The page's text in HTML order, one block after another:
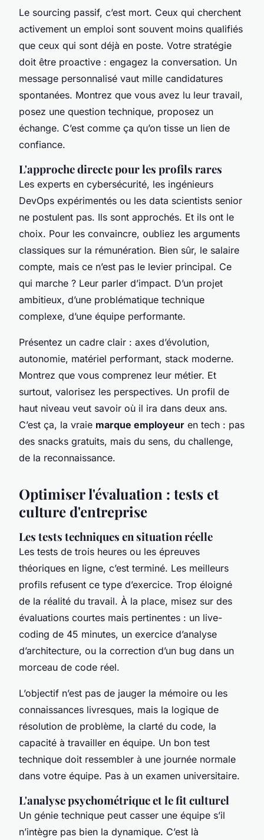
Le sourcing passif, c’est mort. Ceux qui cherchent
activement un emploi sont souvent moins qualifiés
que ceux qui sont déjà en poste. Votre stratégie
doit être proactive : engagez la conversation. Un
message personnalisé vaut mille candidatures
spontanées. Montrez que vous avez lu leur travail,
posez une question technique, proposez un
échange. C’est comme ça qu’on tisse un lien de
confiance.
L'approche directe pour les profils rares
Les experts en cybersécurité, les ingénieurs
DevOps expérimentés ou les data scientists senior
ne postulent pas. Ils sont approchés. Et ils ont le
choix. Pour les convaincre, oubliez les arguments
classiques sur la rémunération. Bien sûr, le salaire
compte, mais ce n’est pas le levier principal. Ce
qui marche ? Leur parler d’impact. D’un projet
ambitieux, d’une problématique technique
complexe, d’une équipe performante.
Présentez un cadre clair : axes d’évolution,
autonomie, matériel performant, stack moderne.
Montrez que vous comprenez leur métier. Et
surtout, valorisez les perspectives. Un profil de
haut niveau veut savoir où il ira dans deux ans.
C’est ça, la vraie marque employeur en tech : pas
des snacks gratuits, mais du sens, du challenge,
de la reconnaissance.
Optimiser l'évaluation : tests et
culture d'entreprise
Les tests techniques en situation réelle
Les tests de trois heures ou les épreuves
théoriques en ligne, c’est terminé. Les meilleurs
profils refusent ce type d’exercice. Trop éloigné
de la réalité du travail. À la place, misez sur des
évaluations courtes mais pertinentes : un live-
coding de 45 minutes, un exercice d’analyse
d’architecture, ou la correction d’un bug dans un
morceau de code réel.
L’objectif n’est pas de jauger la mémoire ou les
connaissances livresques, mais la logique de
résolution de problème, la clarté du code, la
capacité à travailler en équipe. Un bon test
technique doit ressembler à une journée normale
dans votre équipe. Pas à un examen universitaire.
L'analyse psychométrique et le fit culturel
Un génie technique peut casser une équipe s’il
n’intègre pas bien la dynamique. C’est là